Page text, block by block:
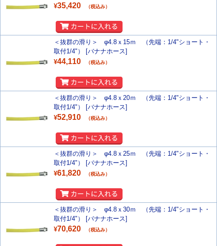
¥35,420 （税込み）
＜抜群の滑り＞ φ4.8ｘ15ｍ （先端：1/4"ショート・
取付1/4"） [バナナホース]
¥44,110 （税込み）
＜抜群の滑り＞ φ4.8ｘ20ｍ （先端：1/4"ショート・
取付1/4"） [バナナホース]
¥52,910 （税込み）
＜抜群の滑り＞ φ4.8ｘ25ｍ （先端：1/4"ショート・
取付1/4"） [バナナホース]
¥61,820 （税込み）
＜抜群の滑り＞ φ4.8ｘ30ｍ （先端：1/4"ショート・
取付1/4"） [バナナホース]
¥70,620 （税込み）